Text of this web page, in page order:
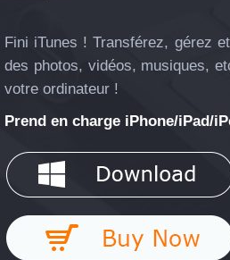
Fini iTunes ! Transférez, gérez
des photos, vidéos, musiques,
votre ordinateur !
Prend en charge iPhone/iPad/